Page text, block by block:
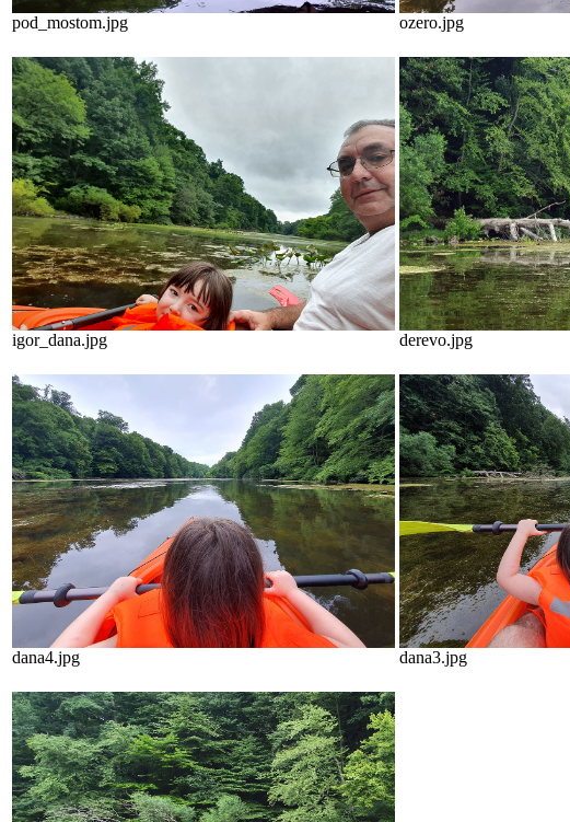
pod_mostom.jpg ozero.jpg
igor_dana.jpg derevo.jpg
dana4.jpg dana3.jpg